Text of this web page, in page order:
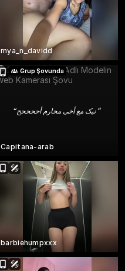
mya_n_davidd
“ نیک مع أخی محارم أححححح ”
Grup Şovunda
Capitana-arab
barbiehumpxxx